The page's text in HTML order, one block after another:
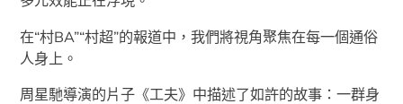
在“村BA”“村超”的報道中，我們將視角聚焦在每一個通俗
人身上。
周星馳導演的片子《工夫》中描述了如許的故事：一群身